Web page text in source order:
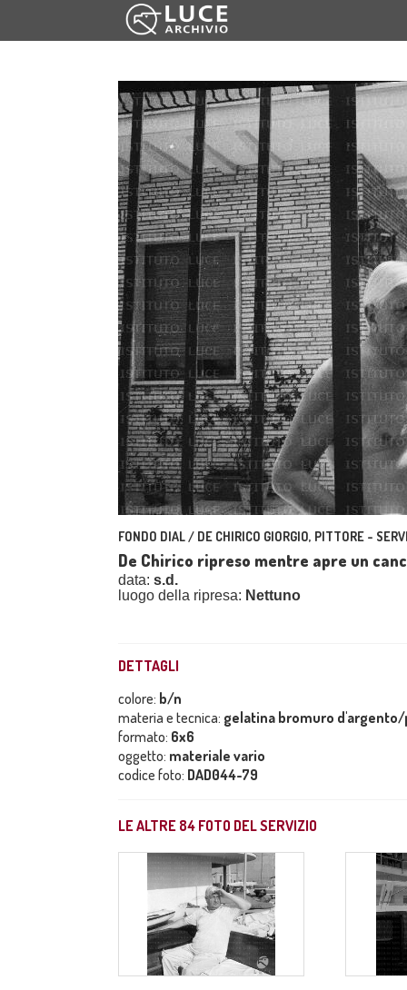
FONDO DIAL / DE CHIRICO GIORGIO, PITTORE -
De Chirico ripreso mentre apre un
data: s.d.
luogo della ripresa: Nettuno
DETTAGLI
colore: b/n
materia e tecnica: gelatina bromuro
formato: 6x6
oggetto: materiale vario
codice foto: DAD044-79
LE ALTRE 84 FOTO DEL SERVIZIO